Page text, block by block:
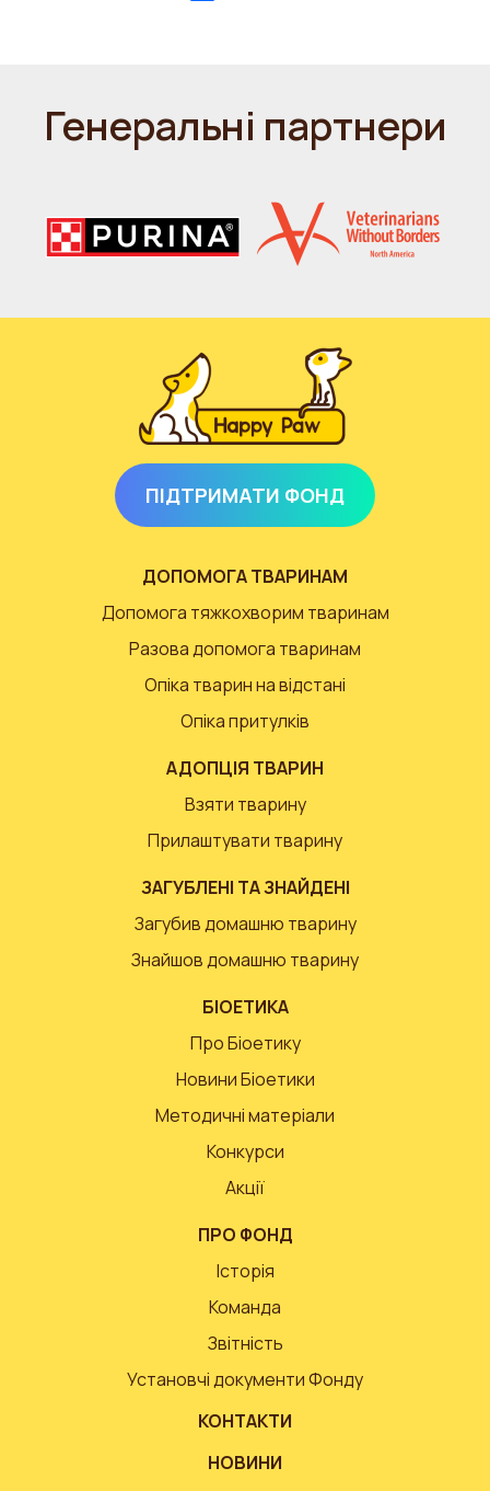
Генеральні партнери
ПІДТРИМАТИ ФОНД
ДОПОМОГА ТВАРИНАМ
Допомога тяжкохворим тваринам
Разова допомога тваринам
Опіка тварин на відстані
Опіка притулків
АДОПЦІЯ ТВАРИН
Взяти тварину
Прилаштувати тварину
ЗАГУБЛЕНІ ТА ЗНАЙДЕНІ
Загубив домашню тварину
Знайшов домашню тварину
БІОЕТИКА
Про Біоетику
Новини Біоетики
Методичні матеріали
Конкурси
Акції
ПРО ФОНД
Історія
Команда
Звітність
Установчі документи Фонду
КОНТАКТИ
НОВИНИ